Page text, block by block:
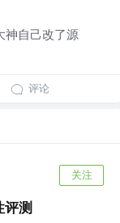
神自己改了源
评论
关注
测